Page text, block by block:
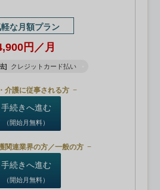
な月額プラン
円／月
] クレジットカード払い
介護に従事される方
手続きへ進む
（開始月無料）
関連業界の方／一般の方
手続きへ進む
（開始月無料）